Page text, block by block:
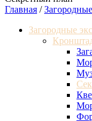
Главная /
Загородные